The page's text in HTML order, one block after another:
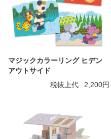
マジックカラーリング ヒデン
アウトサイド
税抜上代
2,200円